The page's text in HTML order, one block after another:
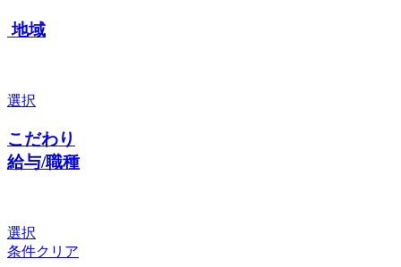
地域
選択
こだわり
給与/職種
選択
条件クリア